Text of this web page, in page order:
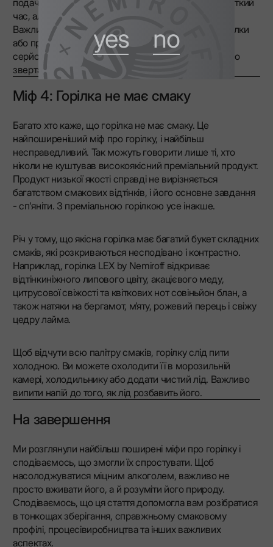
yes no
час, але не варто зберігати там горілку постійно.
Важливо розуміти, що вживання простроченої горілки
або продукту, який неправильно зберігався, може
серйозно зашкодити здоров'ю. Тому дуже важливо
звертати на це особливу увагу.
Міф 4: Горілка не має смаку
Багато хто каже, що горілка не має смаку. Це
найпоширеніший міф про горілку, і найбільш
несправедливий. Так можуть говорити лише ті, хто
ніколи не куштував високоякісний преміальний продукт.
Продукт низької якості справді не вирізняється
багатством смакових відтінків, і його основне завдання
- сп'яніти. З преміальною горілкою усе інакше.
Річ у тому, що якісна горілка має багатий букет складних
смаків, які розкриваються несподівано і контрастно.
Наприклад, горілка LEX by Nemiroff відкриває
відтінкиніжного липового цвіту, акацієвого меду,
цитрусової свіжості та квіткових нот совіньйон блан, а
також натяки на бергамот, м’яту, рожевий перець і свіжу
цедру лайма.
Щоб відчути всю палітру смаків, горілку слід пити
холодною. Ви можете охолодити її в морозильній
камері, холодильнику або додати чистий лід. Важливо
випити напій до того, як лід розбавить його.
На завершення
Ми розглянули найбільш поширені міфи про горілку і
сподіваємось, що змогли їх спростувати. Щоб
насолоджуватися міцним алкоголем, важливо не
просто вживати його, а й розуміти його природу.
Сподіваємось, що ця стаття допомогла вам розібратися
в тонкощах зберігання, справжньому смаковому
профілі, процесівиробництва та інших важливих
аспектах.